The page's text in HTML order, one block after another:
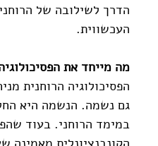
הדרך לשילובה של
העכשווית.
מה מייחד את
הפסיכולוגיה הרוחנית
גם נשמה. הנשמה היא
במימד הרוחני. בעוד